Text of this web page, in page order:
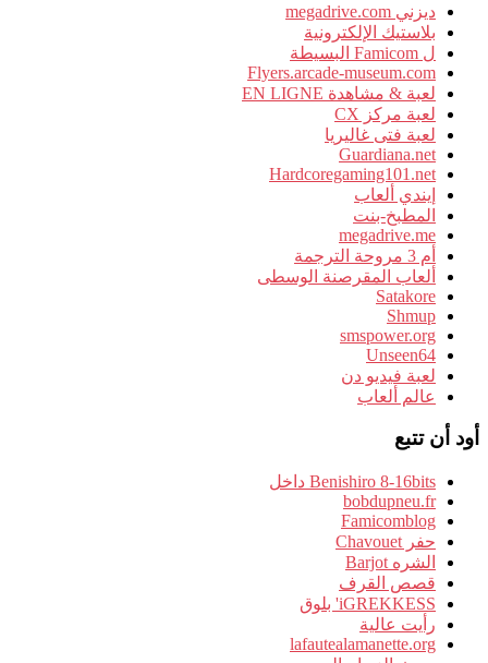
ديزني megadrive.com
بلاستيك الإلكترونية
ل Famicom البسيطة
Flyers.arcade-museum.com
لعبة & مشاهدة EN LIGNE
لعبة مركز CX
لعبة فتى غاليريا
Guardiana.net
Hardcoregaming101.net
إيندي ألعاب
المطبخ-بنت
megadrive.me
أم 3 مروحة الترجمة
ألعاب المقرصنة الوسطى
Satakore
Shmup
smspower.org
Unseen64
لعبة فيديو دن
عالم ألعاب
أود أن تتبع
Benishiro 8-16bits داخل
bobdupneu.fr
Famicomblog
حفر Chavouet
الشره Barjot
قصص القرف
iGREKKESS' بلوق
رأيت عالية
lafautealamanette.org